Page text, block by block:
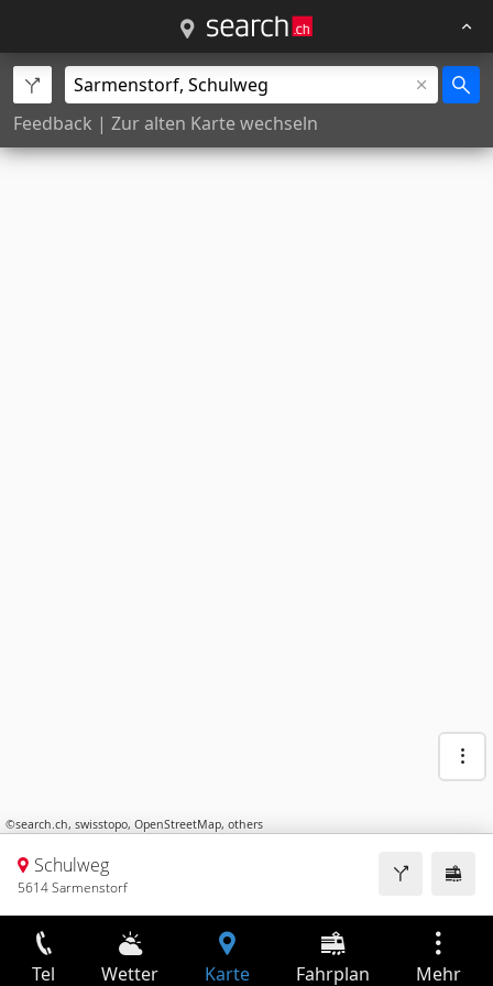
Feedback | Zur alten Karte wechseln
©search.ch, swisstopo, OpenStreetMap, others
Schulweg
5614 Sarmenstorf
Tel Wetter Karte Fahrplan Mehr